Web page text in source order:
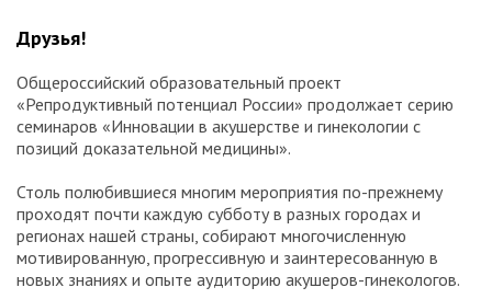
Друзья!
Общероссийский образовательный проект
«Репродуктивный потенциал России» продолжает серию
семинаров «Инновации в акушерстве и гинекологии с
позиций доказательной медицины».
Столь полюбившиеся многим мероприятия по-прежнему
проходят почти каждую субботу в разных городах и
регионах нашей страны, собирают многочисленную
мотивированную, прогрессивную и заинтересованную в
новых знаниях и опыте аудиторию акушеров-гинекологов.